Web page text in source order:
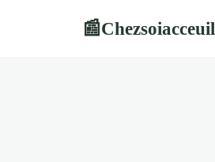
📰Chezsoiacceuil